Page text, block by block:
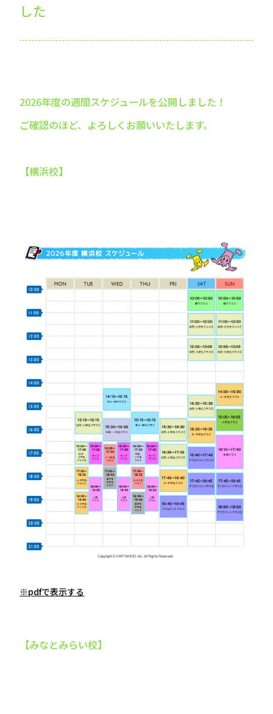
した
2026年度の週間スケジュールを公開しました！
ご確認のほど、よろしくお願いいたします。
【横浜校】
※pdfで表示する
【みなとみらい校】